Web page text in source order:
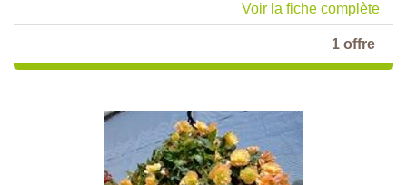
Voir la fiche complète
1 offre